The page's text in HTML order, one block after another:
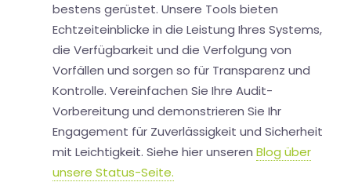
bestens gerüstet. Unsere Tools bieten
Echtzeiteinblicke in die Leistung Ihres Systems,
die Verfügbarkeit und die Verfolgung von
Vorfällen und sorgen so für Transparenz und
Kontrolle. Vereinfachen Sie Ihre Audit-
Vorbereitung und demonstrieren Sie Ihr
Engagement für Zuverlässigkeit und Sicherheit
mit Leichtigkeit. Siehe hier unseren Blog über
unsere Status-Seite.